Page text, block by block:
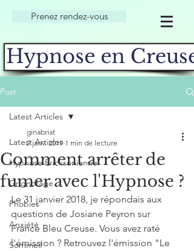
Prenez rendez-vous
Hypnose en Creuse
Post
Latest Articles
Hypnose Ericksonienne
Grignotage
Phobies
Anxiété
Sommeil
Latest Articles
Comment arrêter de
fumer avec l'Hypnose ?
ginabriat
2 janv. 2019 1 min de lecture
Le 31 janvier 2018, je répondais aux
questions de Josiane Peyron sur
France Bleu Creuse. Vous avez raté
l'émission ? Retrouvez l'émission "Le